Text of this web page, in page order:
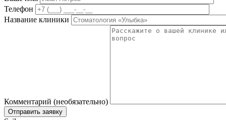
Телефон
Название клиники
Комментарий (необязательно)